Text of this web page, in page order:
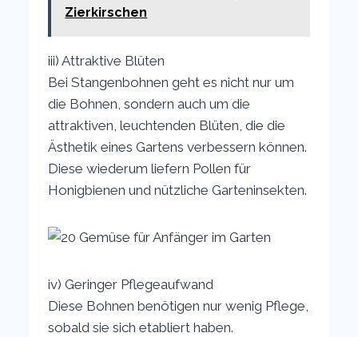
Zierkirschen
iii) Attraktive Blüten
Bei Stangenbohnen geht es nicht nur um
die Bohnen, sondern auch um die
attraktiven, leuchtenden Blüten, die die
Ästhetik eines Gartens verbessern können.
Diese wiederum liefern Pollen für
Honigbienen und nützliche Garteninsekten.
iv) Geringer Pflegeaufwand
Diese Bohnen benötigen nur wenig Pflege,
sobald sie sich etabliert haben.